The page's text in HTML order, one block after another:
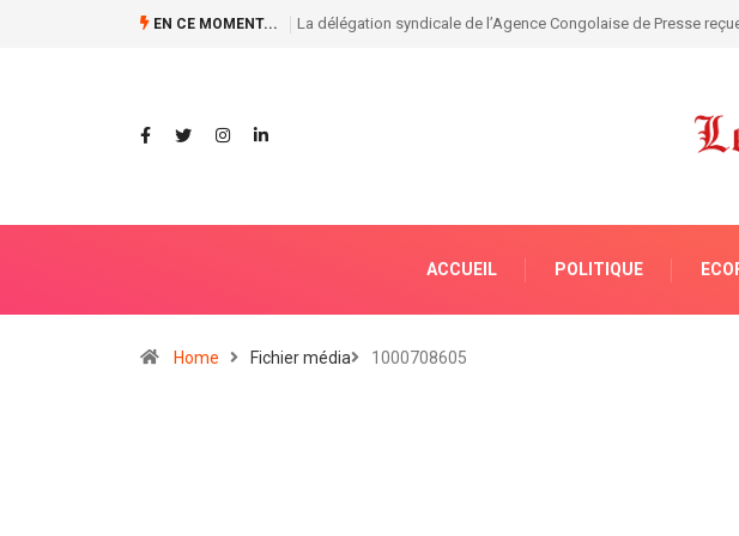
EN CE MOMENT... RDC / Le Front anti-dialogue exhorte le président Tshisekedi à
ACCUEIL POLITIQUE
Home Fichier média 1000708605